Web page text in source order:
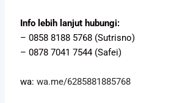
Info lebih lanjut hubungi:
– 0858 8188 5768 (Sutrisno)
– 0878 7041 7544 (Safei)
wa:wa.me/6285881885768